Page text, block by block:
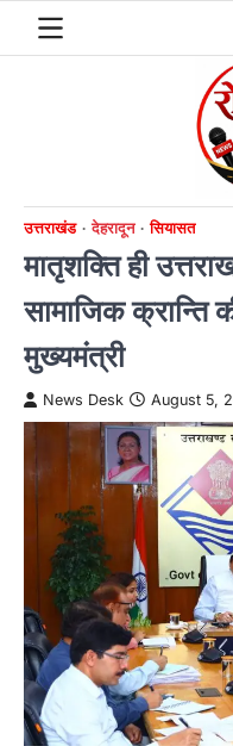
उत्तराखंड देहरादून सियासत
मातृशक्ति ही
सामाजिक क्रान्ति
मुख्यमंत्री
News Desk August 5,